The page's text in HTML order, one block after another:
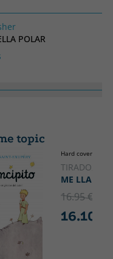
POLAR
topic
Hard cover
TIRADO,
ME LLAMO
16.95 €
16.10 €